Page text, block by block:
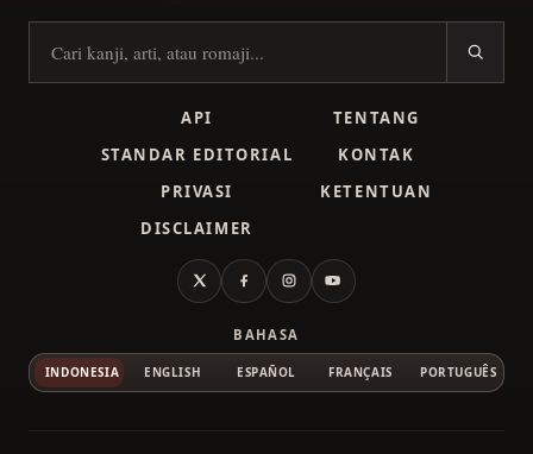
Cari kanji
API
TENTANG
STANDAR EDITORIAL
KONTAK
PRIVASI
KETENTUAN
DISCLAIMER
X FacebookInstagramYouTube
BAHASA
INDONESIA ENGLISH ESPAÑOL FRANÇAIS PORTUGUÊS